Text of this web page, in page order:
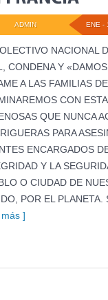
ENE -
ADMIN
NACIONAL
CONDENA Y
A LAS FAMILIAS
CON
QUE NUNCA
PARA
ENCARGADOS
Y LA
O CIUDAD DE
POR EL
]